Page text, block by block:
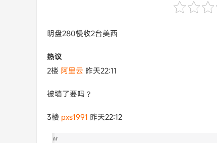
明盘280慢收2台美西
热议
2楼 阿里云 昨天22:11
被墙了要吗？
3楼 pxs1991 昨天22:12